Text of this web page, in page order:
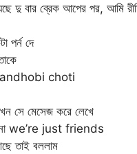
দু বার ব্রেক আপের পর, আমি
দে
choti
সে মেসেজ করে লেখে
we’re just friends
তাই বললাম